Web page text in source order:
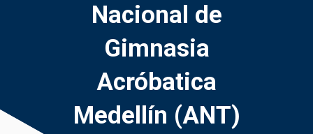
Nacional de
Gimnasia
Acróbatica
Medellín (ANT)